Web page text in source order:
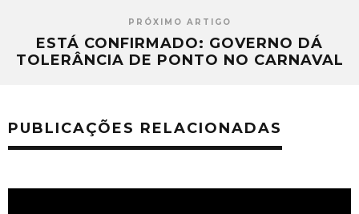
PRÓXIMO ARTIGO
ESTÁ CONFIRMADO: GOVERNO DÁ
TOLERÂNCIA DE PONTO NO CARNAVAL
PUBLICAÇÕES RELACIONADAS